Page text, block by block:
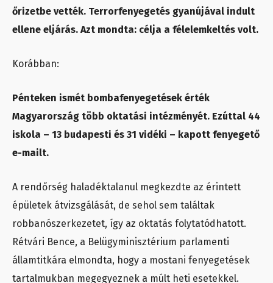
őrizetbe vették. Terrorfenyegetés gyanújával indult
ellene eljárás. Azt mondta: célja a félelemkeltés volt.
Korábban:
Pénteken ismét bombafenyegetések érték
Magyarország több oktatási intézményét. Ezúttal 44
iskola – 13 budapesti és 31 vidéki – kapott fenyegető
e-mailt.
A rendőrség haladéktalanul megkezdte az érintett
épületek átvizsgálását, de sehol sem találtak
robbanószerkezetet, így az oktatás folytatódhatott.
Rétvári Bence, a Belügyminisztérium parlamenti
államtitkára elmondta, hogy a mostani fenyegetések
tartalmukban megegyeznek a múlt heti esetekkel.